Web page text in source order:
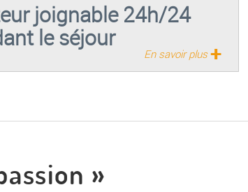
joignable 24h/24
le séjour
En savoir plus+
»